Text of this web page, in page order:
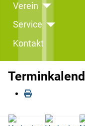
Verein
Service
Kontakt